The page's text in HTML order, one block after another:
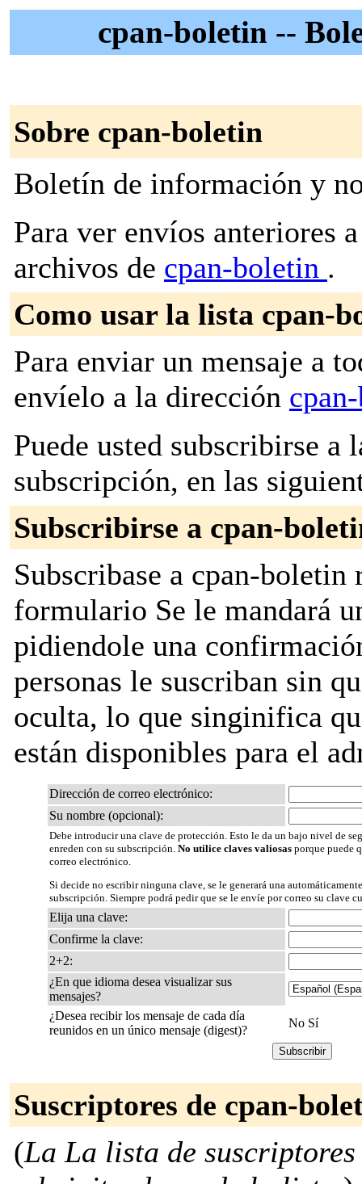
cpan-boletin --
Sobre cpan-boletin
Boletín de información y
Para ver envíos anteriores
archivos de cpan-boletin .
Como usar la lista cpan-
Para enviar un mensaje a
envíelo a la dirección
Puede usted subscribirse a
subscripción, en las
Subscribirse a cpan-
Subscribase a cpan-
formulario Se le mandará
pidiendole una
personas le suscriban sin
oculta, lo que singinifica
están disponibles para el
Dirección de correo electrónico:
Su nombre (opcional):
Debe introducir una clave de protección. Esto le da un bajo nivel de
enreden con su subscripción. No utilice claves valiosas porque puede
correo electrónico.
Si decide no escribir ninguna clave, se le generará una
subscripción. Siempre podrá pedir que se le envíe por correo su clave
Elija una clave:
Confirme la clave:
2+2:
¿En que idioma desea visualizar sus
mensajes?
¿Desea recibir los mensaje de cada día
reunidos en un único mensaje (digest)?
No Sí
Suscriptores de cpan-
(La La lista de